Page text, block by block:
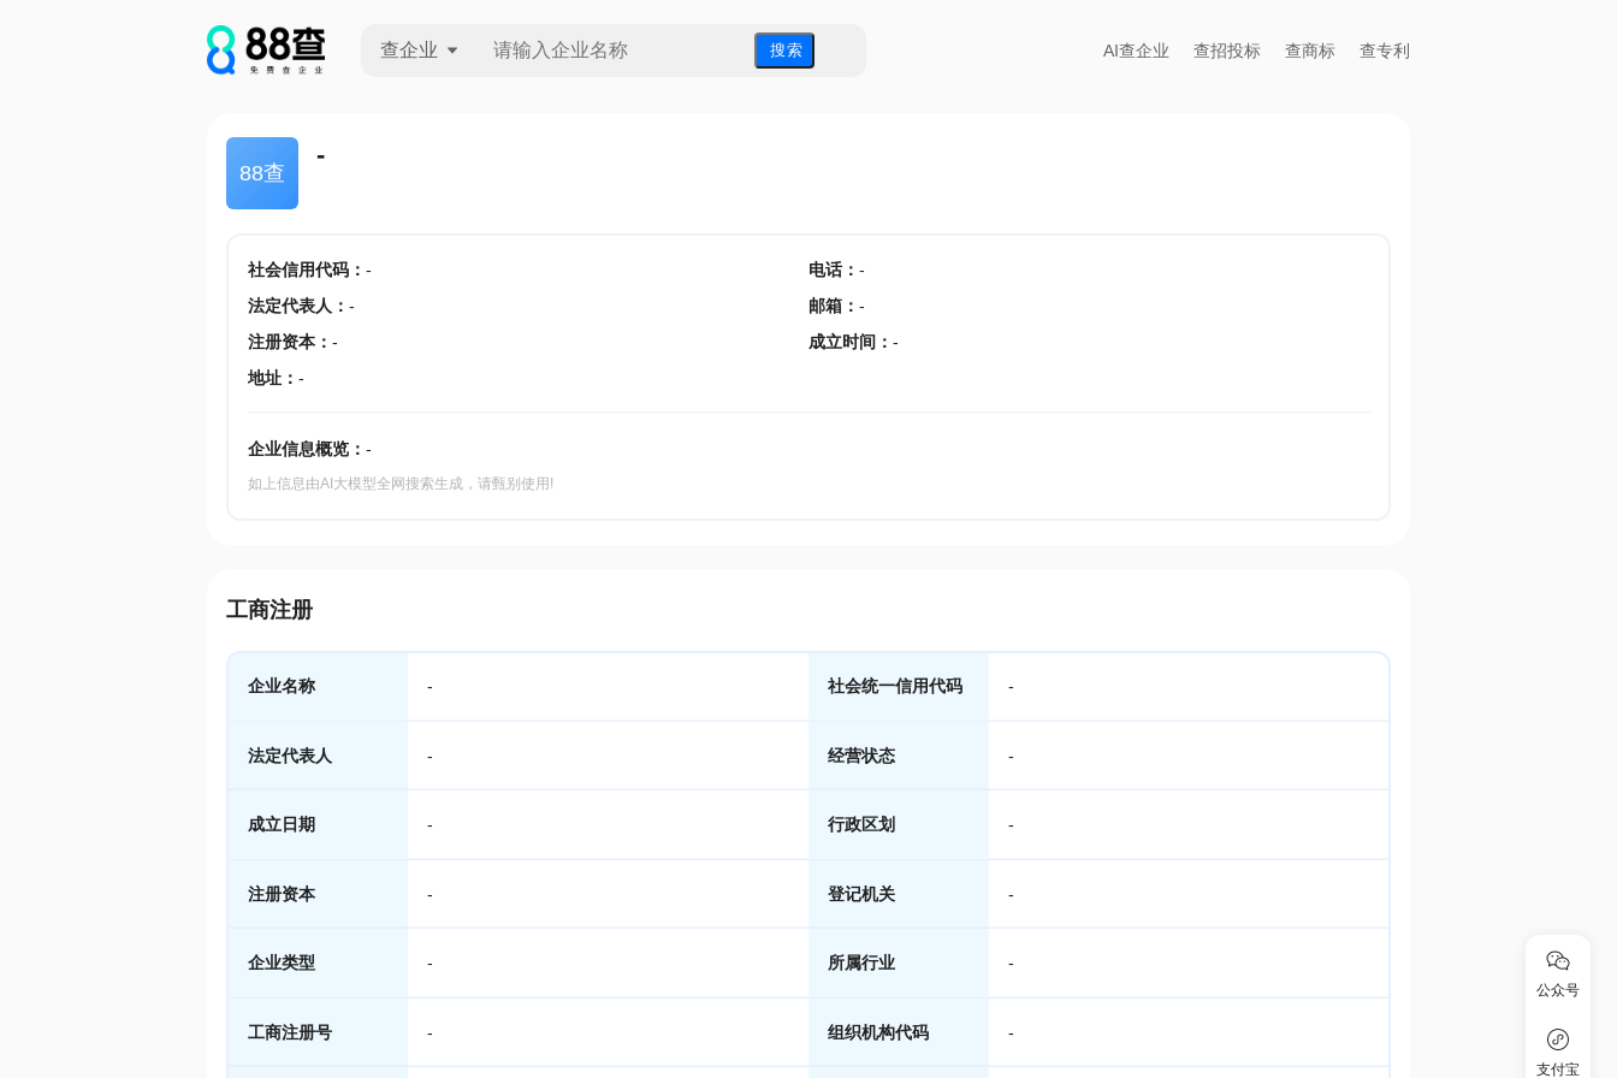
查企业 搜 索 AI查企业 查招投标 查商标 查专利
88查
-
社会信用代码： - 电话： -
法定代表人 ： - 邮箱 ： -
注册资本： - 成立时间 ： -
地址： -
企业信息概览： -
如上信息由AI大模型全网搜索生成，请甄别使用!
工商注册
企业名称 - 社会统一信用代码 -
法定代表人 - 经营状态 -
成立日期 - 行政区划 -
注册资本 - 登记机关 -
企业类型 - 所属行业 -
工商注册号 - 组织机构代码 -
公众号
支付宝